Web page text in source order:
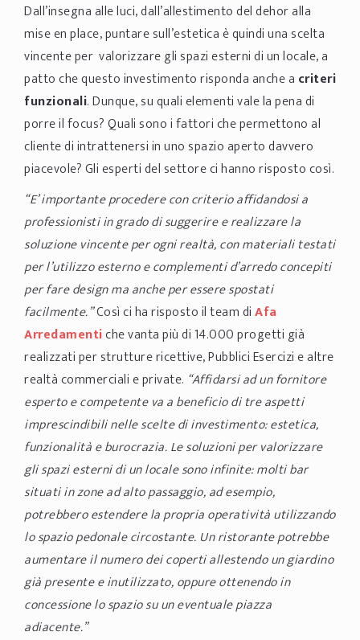
Dall’insegna alle luci, dall’allestimento del dehor alla
mise en place, puntare sull’estetica è quindi una scelta
vincente per valorizzare gli spazi esterni di un locale, a
patto che questo investimento risponda anche a criteri
funzionali. Dunque, su quali elementi vale la pena di
porre il focus? Quali sono i fattori che permettono al
cliente di intrattenersi in uno spazio aperto davvero
piacevole? Gli esperti del settore ci hanno risposto così.
“E’ importante procedere con criterio affidandosi a
professionisti in grado di suggerire e realizzare la
soluzione vincente per ogni realtà, con materiali testati
per l’utilizzo esterno e complementi d’arredo concepiti
per fare design ma anche per essere spostati
facilmente.”Così ci ha risposto il team diAfa
Arredamentiche vanta più di 14.000 progetti già
realizzati per strutture ricettive, Pubblici Esercizi e altre
realtà commerciali e private. “Affidarsi ad un fornitore
esperto e competente va a beneficio di tre aspetti
imprescindibili nelle scelte di investimento: estetica,
funzionalità e burocrazia. Le soluzioni per valorizzare
gli spazi esterni di un locale sono infinite: molti bar
situati in zone ad alto passaggio, ad esempio,
potrebbero estendere la propria operatività utilizzando
lo spazio pedonale circostante. Un ristorante potrebbe
aumentare il numero dei coperti allestendo un giardino
già presente e inutilizzato, oppure ottenendo in
concessione lo spazio su un eventuale piazza
adiacente.”